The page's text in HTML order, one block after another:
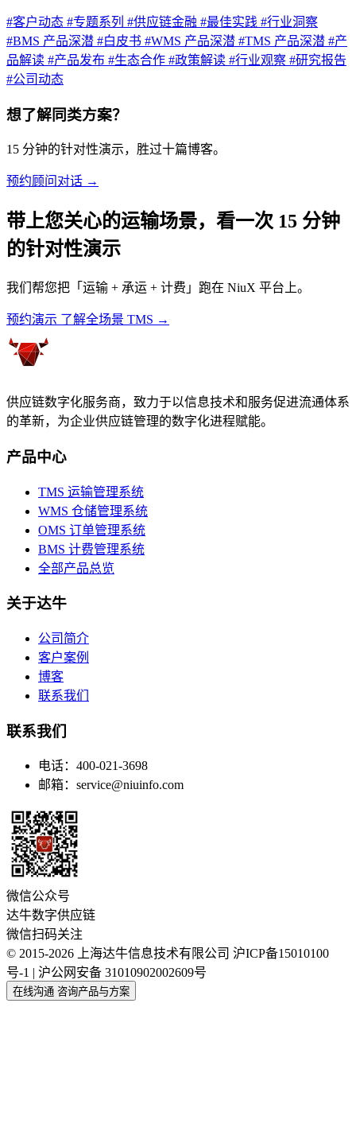
#客户动态 #专题系列 #供应链金融 #最佳实践 #行业洞察
#BMS 产品深潜 #白皮书 #WMS 产品深潜 #TMS 产品深潜 #产
品解读 #产品发布 #生态合作 #政策解读 #行业观察 #研究报告
#公司动态
想了解同类方案？
15 分钟的针对性演示，胜过十篇博客。
预约顾问对话 →
带上您关心的运输场景，看一次 15 分钟
的针对性演示
我们帮您把「运输 + 承运 + 计费」跑在 NiuX 平台上。
预约演示 了解全场景 TMS →
供应链数字化服务商，致力于以信息技术和服务促进流通体系
的革新，为企业供应链管理的数字化进程赋能。
产品中心
TMS 运输管理系统
WMS 仓储管理系统
OMS 订单管理系统
BMS 计费管理系统
全部产品总览
关于达牛
公司简介
客户案例
博客
联系我们
联系我们
电话：400-021-3698
邮箱：service@niuinfo.com
微信公众号
达牛数字供应链
微信扫码关注
© 2015-2026 上海达牛信息技术有限公司 沪ICP备15010100
号-1 | 沪公网安备 31010902002609号
在线沟通 咨询产品与方案